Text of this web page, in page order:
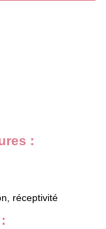
:
réceptivité